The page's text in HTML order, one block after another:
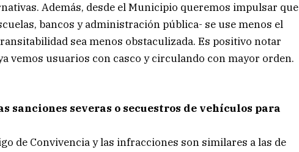
Además, desde el Municipio queremos impulsar que
bancos y administración pública- se use menos el
sea menos obstaculizada. Es positivo notar
vemos usuarios con casco y circulando con mayor orden.
sanciones severas o secuestros de vehículos para
de Convivencia y las infracciones son similares a las de